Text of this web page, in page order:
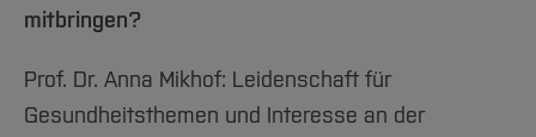
mitbringen?
Prof. Dr. Anna Mikhof: Leidenschaft für
Gesundheitsthemen und Interesse an der